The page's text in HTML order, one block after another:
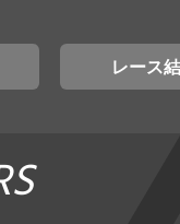
レース